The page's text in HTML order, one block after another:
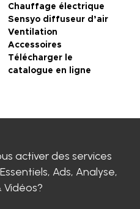
Chauffage électrique
Sensyo diffuseur d’air
Ventilation
Accessoires
Télécharger le
catalogue en ligne
activer des services
Essentiels, Ads, Analyse,
Vidéos?